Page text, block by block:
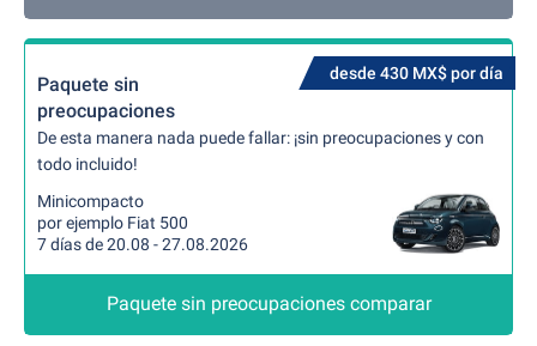
desde 430 MX$ por día
Paquete sin
preocupaciones
De esta manera nada puede fallar: ¡sin preocupaciones y con
todo incluido!
Minicompacto
por ejemplo Fiat 500
7 días de 20.08 - 27.08.2026
Paquete sin preocupaciones comparar